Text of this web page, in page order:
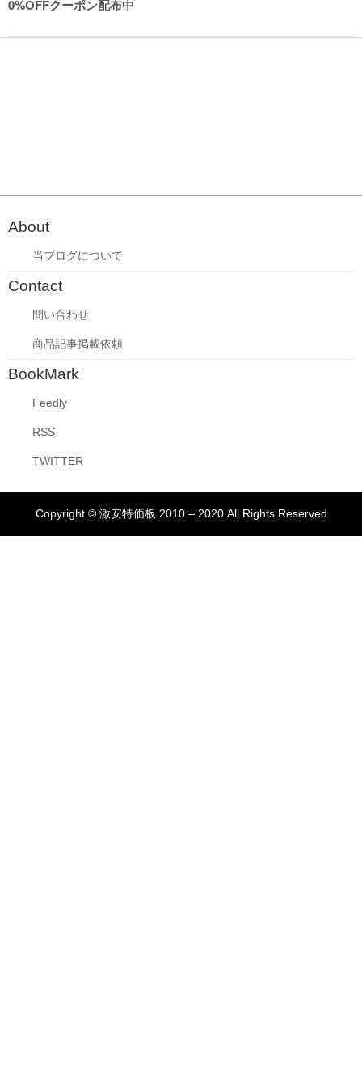
0%OFFクーポン配布中
About
当ブログについて
Contact
問い合わせ
商品記事掲載依頼
BookMark
Feedly
RSS
TWITTER
Copyright © 激安特価板 2010 – 2020 All Rights Reserved